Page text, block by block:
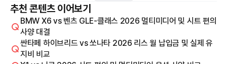
추천 콘텐츠 이어보기
BMW X6 vs 벤츠 GLE-클래스 2026 멀티미디어 및 시트 편의
사양 대결
싼타페 하이브리드 vs 쏘나타 2026 리스 월 납입금 및 실제 유
지비 비교